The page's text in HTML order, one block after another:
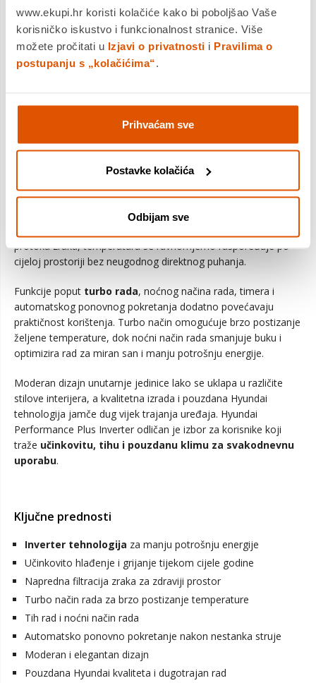
www.ekupi.hr koristi kolačiće kako bi poboljšao Vaše
korisničko iskustvo i funkcionalnost stranice. Više
možete pročitati u Izjavi o privatnosti i Pravilima o
postupanju s „kolačićima“
Prihvaćam sve
Postavke kolačića
Odbijam sve
uređaju. Zahvaljujući modernoj inverter tehnologiji i
optimiziranom radu, ovaj model pruža ugodnu temperaturu
tijekom cijele godine uz tihi rad i smanjenu potrošnju energije.
vanjskim temperaturama. Inteligentni sustav upravljanja
automatski prilagođava rad uređaja uvjetima u prostoru kako
energetsku učinkovitost.
korisnika. Napredni sustavi filtracije pomažu ukloniti prašinu i
nečistoće iz zraka, čime prostor postaje zdraviji i ugodniji za
protoka zraka, temperatura se ravnomjerno raspoređuje po
cijeloj prostoriji bez neugodnog direktnog puhanja.
Funkcije poput turbo rada, noćnog načina rada, timera i
automatskog ponovnog pokretanja dodatno povećavaju
praktičnost korištenja. Turbo način omogućuje brzo postizanje
željene temperature, dok noćni način rada smanjuje buku i
optimizira rad za miran san i manju potrošnju energije.
Moderan dizajn unutarnje jedinice lako se uklapa u različite
stilove interijera, a kvalitetna izrada i pouzdana Hyundai
tehnologija jamče dug vijek trajanja uređaja. Hyundai
Performance Plus Inverter odličan je izbor za korisnike koji
traže učinkovitu, tihu i pouzdanu klimu za svakodnevnu
uporabu.
Ključne prednosti
Inverter tehnologija za manju potrošnju energije
Učinkovito hlađenje i grijanje tijekom cijele godine
Napredna filtracija zraka za zdraviji prostor
Turbo način rada za brzo postizanje temperature
Tih rad i noćni način rada
Automatsko ponovno pokretanje nakon nestanka struje
Moderan i elegantan dizajn
Pouzdana Hyundai kvaliteta i dugotrajan rad